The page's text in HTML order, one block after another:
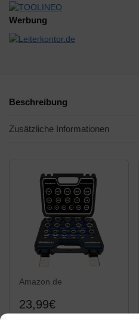
Werbung
Beschreibung
Zusätzliche Informationen
Amazon.de
23,99€